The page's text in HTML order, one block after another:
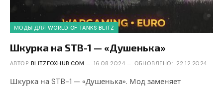
МОДЫ ДЛЯ WORLD OF TANKS BLITZ
Шкурка на STB-1 — «Душенька»
АВТОР BLITZFOXHUB.COM 16.08.2024 ОБНОВЛЕНО: 22.12.2024
Шкурка на STB-1 — «Душенька». Мод заменяет